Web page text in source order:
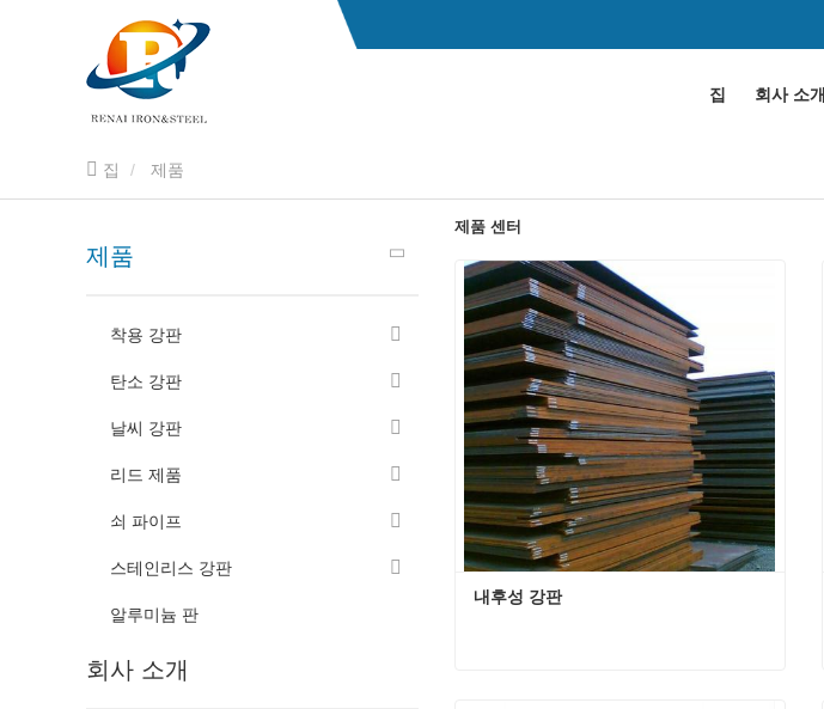
집 회사 소개
집 제품
제품
착용 강판
탄소 강판
날씨 강판
리드 제품
쇠 파이프
스테인리스 강판
알루미늄 판
회사 소개
제품 센터
내후성 강판